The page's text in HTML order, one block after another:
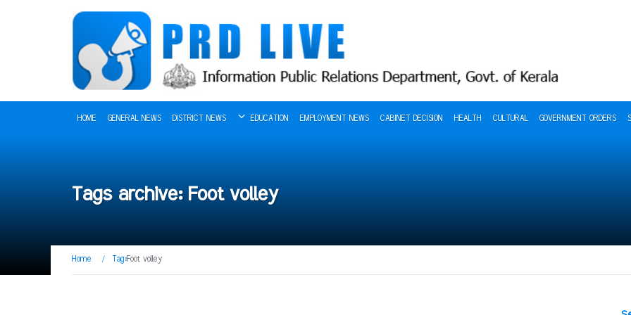
HOME GENERAL NEWS DISTRICT NEWS EDUCATION EMPLOYMENT NEWS CABINET DECISION HEALTH CULTURAL GOVERNMENT ORDERS
Tags archive: Foot volley
Home / Tag:Foot volley